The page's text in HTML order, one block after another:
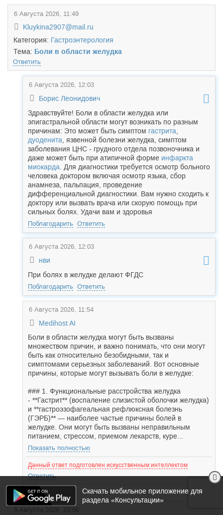
6 Августа 2026, 11:49
Kluykina2907@mail.ru
Категория: Гастроэнтерология
Тема: Боли в области желудка
Ответить
6 Августа 2026, 12:03
Борис Леонидович
Здравствуйте! Боли в области желудка или
эпигастральной области могут возникать по разным
причинам: Это может быть симптом гастрита
дуоденита , язвенной болезни желудка, симптом
заболевания ЦНС - грудного отдела позвоночника и
даже может быть при атипичной форме инфаркта
миокарда . Для диагностики требуется осмотр больного
человека доктором включая осмотр языка, сбор
анамнеза, пальпация, проведение
дифференциальной диагностики. Вам нужно сходить к
доктору или вызвать врача или скорую помощь при
сильных болях. Удачи вам и здоровья
Поблагодарить Ответить
6 Августа 2026, 12:03
нви
При болях в желудке делают ФГДС
Поблагодарить Ответить
6 Августа 2026, 11:54
Medihost AI
Боли в области желудка могут быть вызваны
множеством причин, и важно понимать, что они могут
быть как относительно безобидными, так и
симптомами серьезных заболеваний. Вот основные
причины, которые могут вызывать боли в желудке:
### 1. Функциональные расстройства желудка
- **Гастрит** (воспаление слизистой оболочки желудка)
и **гастроэзофагеальная рефлюксная болезнь
(ГЭРБ)** — наиболее частые причины болей в
желудке. Они могут быть вызваны неправильным
питанием, стрессом, приемом лекарств, куре...
Показать полностью
Данный ответ подготовлен искусственным интеллектом
Ответить
Скачать мобильное приложение для
раздела «Консультации»